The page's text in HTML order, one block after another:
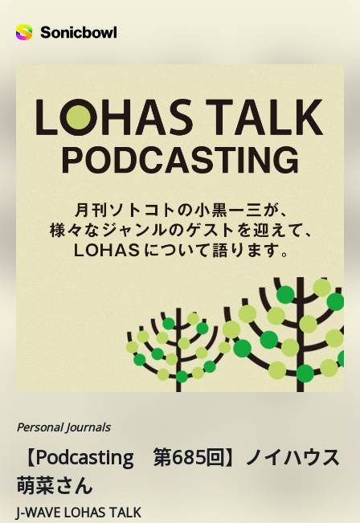
Personal Journals
【Podcasting 第685回】ノイハウス
萌菜さん
J-WAVE LOHAS TALK